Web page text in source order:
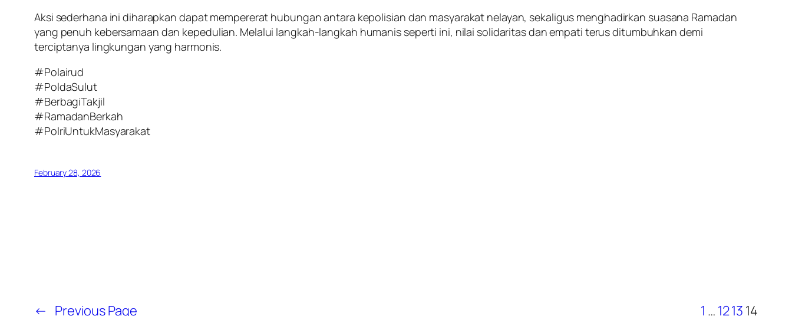
Aksi sederhana ini diharapkan dapat mempererat hubungan antara kepolisian dan masyarakat nelayan, sekaligus menghadirkan suasana Ramadan
yang penuh kebersamaan dan kepedulian. Melalui langkah-langkah humanis seperti ini, nilai solidaritas dan empati terus ditumbuhkan demi
terciptanya lingkungan yang harmonis.
#Polairud
#PoldaSulut
#BerbagiTakjil
#RamadanBerkah
#PolriUntukMasyarakat
February 28, 2026
← Previous Page 1 … 1213 14